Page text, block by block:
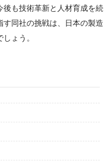
も技術革新と人材育成を続
同社の挑戦は、日本の製造
ょう。